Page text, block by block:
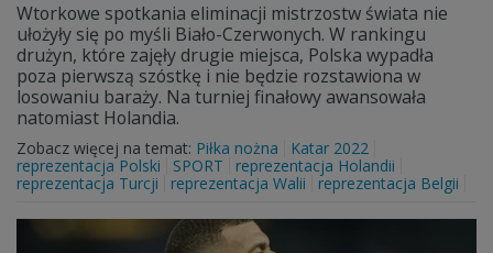
Wtorkowe spotkania eliminacji mistrzostw świata nie
ułożyły się po myśli Biało-Czerwonych. W rankingu
drużyn, które zajęły drugie miejsca, Polska wypadła
poza pierwszą szóstkę i nie będzie rozstawiona w
losowaniu baraży. Na turniej finałowy awansowała
natomiast Holandia.
Zobacz więcej na temat: Piłka nożna
Katar 2022
reprezentacja Polski
SPORT
reprezentacja Holandii
reprezentacja Turcji
reprezentacja Walii reprezentacja Belgii